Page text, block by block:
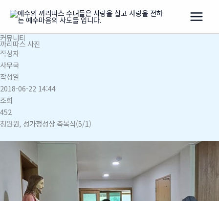
로
건
너
뛰
기
커뮤니티
까리따스 사진
작성자
사무국
작성일
2018-06-22 14:44
조회
452
청원원, 성가정성상 축복식(5/1)